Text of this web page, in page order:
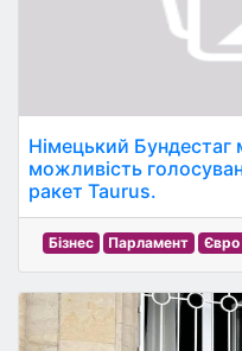
Німецький Бундестаг
можливість
ракет Taurus.
Бізнес Парламент Євро